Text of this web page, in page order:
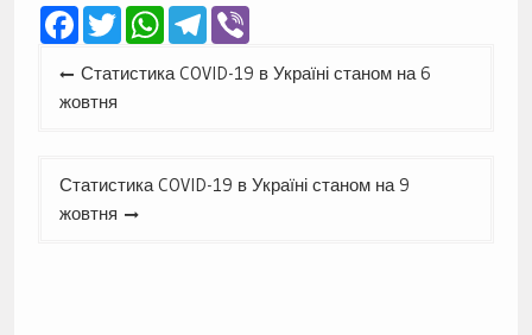
Facebook
TwitterWhatsApp
Telegram
Viber
Навігація
записів
Статистика COVID-19 в Україні станом на 6
жовтня
Статистика COVID-19 в Україні станом на 9
жовтня